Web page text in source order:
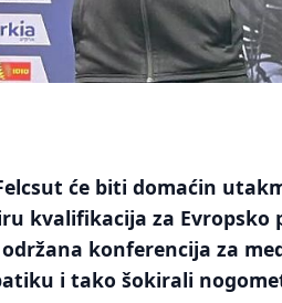
će biti domaćin
kvalifikacija za Evropsko
konferencija za
i tako šokirali